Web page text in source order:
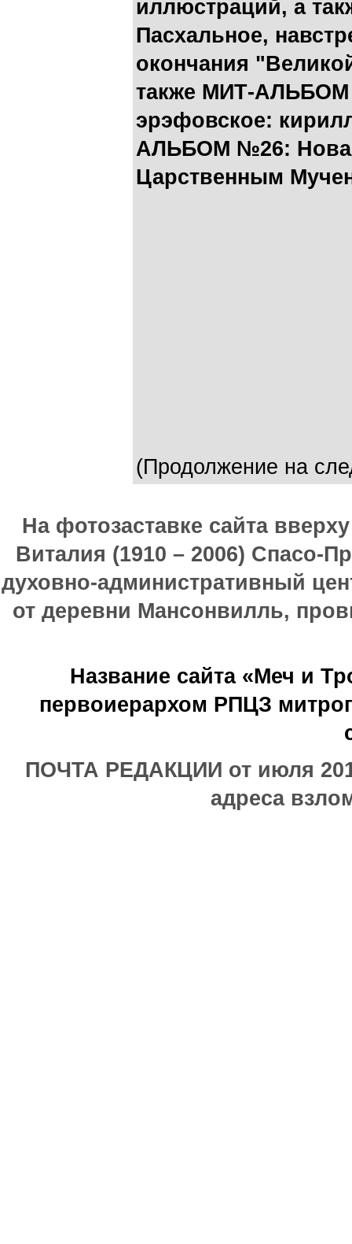
иллюстраций, а
Пасхальное,
окончания
также МИТ-АЛЬБОМ
эрэфовское:
АЛЬБОМ №26:
Царственным
(Продолжение на
На фотозаставке сайта
Виталия (1910 – 2006) Спасо-
духовно-административный
от деревни Мансонвилль,
Название сайта «Меч и
первоиерархом РПЦЗ
ПОЧТА РЕДАКЦИИ от июля
адреса